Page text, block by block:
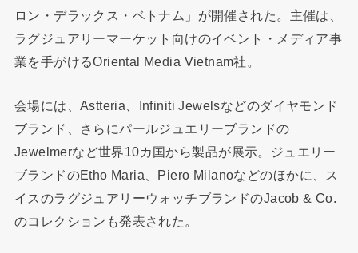
ロン・デラックス・ベトナム」が開催された。主催は、
ラグジュアリーマーケット向けのイベント・メディア事
業を手がけるOriental Media Vietnam社。
会場には、Astteria、Infiniti Jewelsなどのダイヤモンド
ブランド、さらにパールジュエリーブランドの
Jewelmerなど世界10カ国から製品が展示。ジュエリー
ブランドのEtho Maria、Piero Milanoなどのほかに、ス
イスのラグジュアリーウォッチブランドのJacob & Co.
のコレクションも発表された。